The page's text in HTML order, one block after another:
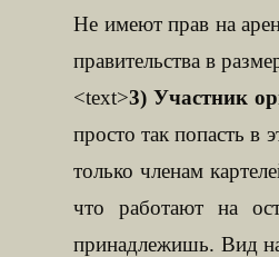
Не имеют прав на
правительства в
<text>3) Участник
просто так попасть в
только членам
что работают на
принадлежишь. Вид на